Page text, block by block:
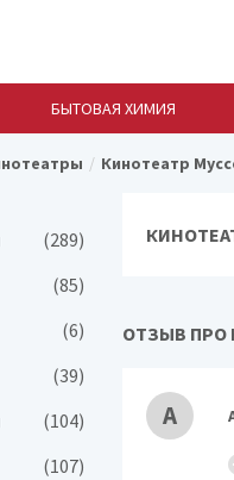
БЫТОВАЯ ХИМИЯ
Кинотеатр
ОТЗЫВ ПРО
А
(289)
(85)
(6)
(39)
(104)
(107)